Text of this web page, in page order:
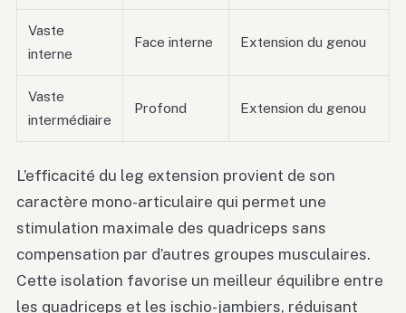
Vaste
interne
Face interne Extension du genou
Vaste
intermédiaire
Profond Extension du genou
L’efficacité du leg extension provient de son
caractère mono-articulaire qui permet une
stimulation maximale des quadriceps sans
compensation par d’autres groupes musculaires.
Cette isolation favorise un meilleur équilibre entre
les quadriceps et les ischio-jambiers, réduisant